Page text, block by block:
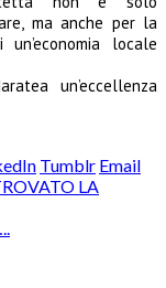
ma anche per la
locale
un’eccellenza
Tumblr Email
LA